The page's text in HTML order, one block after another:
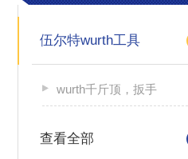
伍尔特wurth工具
wurth千斤顶，扳手
查看全部